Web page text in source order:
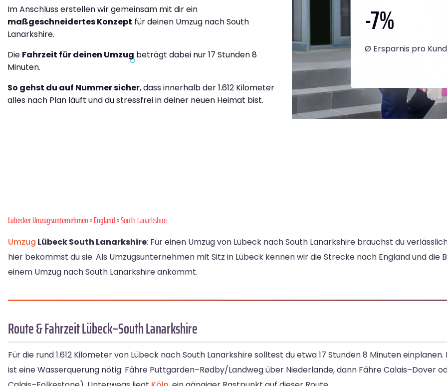
Im Anschluss erstellen wir gemeinsam mit dir ein
maßgeschneidertes Konzept für deinen Umzug nach South
Lanarkshire.
Die Fahrzeit für deinen Umzug beträgt dabei nur 17 Stunden 8
Minuten.
So gehst du auf Nummer sicher, dass innerhalb der 1.612 Kilometer
alles nach Plan läuft und du stressfrei in deiner neuen Heimat bist.
-7%
Ø Ersparnis pro
Lübecker Umzugsunternehmen»England» South Lanarkshire
Umzug Lübeck South Lanarkshire: Für einen Umzug von Lübeck nach South Lanarkshire brauchst du
hier bekommst du sie. Als Umzugsunternehmen mit Sitz in Lübeck kennen wir die Strecke nach England und die
einem Umzug nach South Lanarkshire ankommt.
Route & Fahrzeit Lübeck–South Lanarkshire
Für die rund 1.612 Kilometer von Lübeck nach South Lanarkshire solltest du etwa 17 Stunden 8 Minuten
ist eine Wasserquerung nötig: Fähre Puttgarden–Rødby/Landweg über Niederlande, dann Fähre Calais–Dover